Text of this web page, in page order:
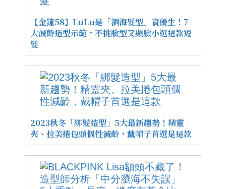
【金鐘58】LuLu是「瀏海髮型」資優生！7
大減齡造型示範，不挑臉型又顯臉小選這款短
髮
2023秋冬「綁髮造型」5大最新趨勢！精靈
夾、拉美捲包頭個性減齡，戴帽子首選是這款